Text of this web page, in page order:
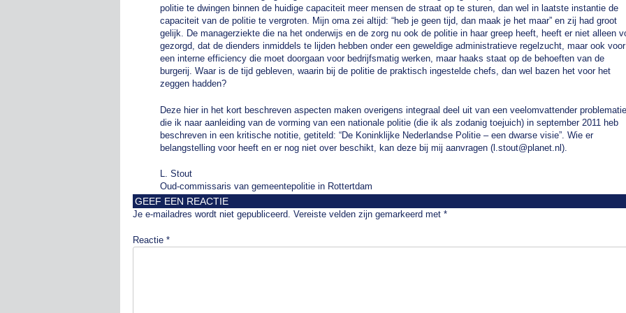
politie te dwingen binnen de huidige capaciteit meer mensen de straat op te sturen, dan wel in laatste instantie de
capaciteit van de politie te vergroten. Mijn oma zei altijd: “heb je geen tijd, dan maak je het maar” en zij had groot
gelijk. De managerziekte die na het onderwijs en de zorg nu ook de politie in haar greep heeft, heeft er niet alleen
gezorgd, dat de dienders inmiddels te lijden hebben onder een geweldige administratieve regelzucht, maar ook voor
een interne efficiency die moet doorgaan voor bedrijfsmatig werken, maar haaks staat op de behoeften van de
burgerij. Waar is de tijd gebleven, waarin bij de politie de praktisch ingestelde chefs, dan wel bazen het voor het
zeggen hadden?
Deze hier in het kort beschreven aspecten maken overigens integraal deel uit van een veelomvattender
die ik naar aanleiding van de vorming van een nationale politie (die ik als zodanig toejuich) in september 2011 heb
beschreven in een kritische notitie, getiteld: “De Koninklijke Nederlandse Politie – een dwarse visie”. Wie er
belangstelling voor heeft en er nog niet over beschikt, kan deze bij mij aanvragen (l.stout@planet.nl).
L. Stout
Oud-commissaris van gemeentepolitie in Rottertdam
GEEF EEN REACTIE
Je e-mailadres wordt niet gepubliceerd. Vereiste velden zijn gemarkeerd met *
Reactie *